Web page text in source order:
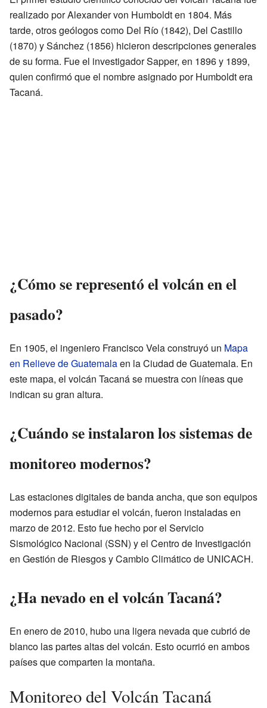
realizado por Alexander von Humboldt en 1804. Más
tarde, otros geólogos como Del Río (1842), Del Castillo
(1870) y Sánchez (1856) hicieron descripciones generales
de su forma. Fue el investigador Sapper, en 1896 y 1899,
quien confirmó que el nombre asignado por Humboldt era
Tacaná.
¿Cómo se representó el volcán en el
pasado?
En 1905, el ingeniero Francisco Vela construyó un Mapa
en Relieve de Guatemalaen la Ciudad de Guatemala. En
este mapa, el volcán Tacaná se muestra con líneas que
indican su gran altura.
¿Cuándo se instalaron los sistemas de
monitoreo modernos?
Las estaciones digitales de banda ancha, que son equipos
modernos para estudiar el volcán, fueron instaladas en
marzo de 2012. Esto fue hecho por el Servicio
Sismológico Nacional (SSN) y el Centro de Investigación
en Gestión de Riesgos y Cambio Climático de UNICACH.
¿Ha nevado en el volcán Tacaná?
En enero de 2010, hubo una ligera nevada que cubrió de
blanco las partes altas del volcán. Esto ocurrió en ambos
países que comparten la montaña.
Monitoreo del Volcán Tacaná